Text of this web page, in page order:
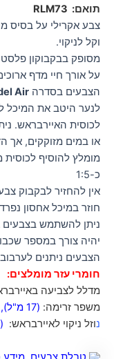
תואם:
צבע אקרילי על בסיס
וקל לניקוי.
מסופק בבקבוקון
על אורך חיי מדף
הצבעים בסדרה Air
לנער היטב את המיכל
לכוסית האיירבראש.
או במים מזוקקים, אך
מומלץ להוסיף
כ-1:5
אין להחזיר לבקבוק
חוזר במיכל אחסון
ניתן להשתמש בצבעים
יהיה צורך במספר
הצבעים ניתנים
חומרי עזר מומלצים:
מדלל לצביעה
משפר זרימה: (17 מ"ל) ,
נוזל ניקוי לאיירבראש: (85 מ"ל)